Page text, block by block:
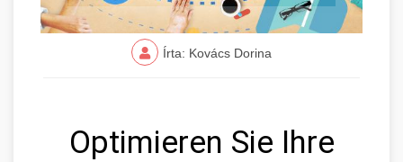
Írta: Kovács Dorina
Optimieren Sie Ihre